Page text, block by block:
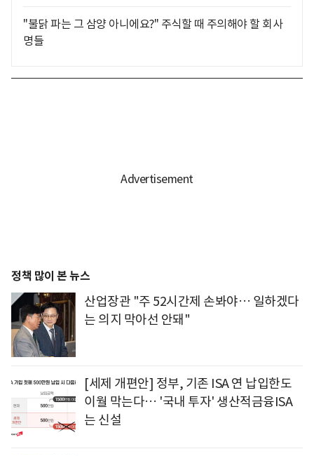
"불닭 파는 그 삼양 아니에요?" 주식할 때 주의해야 할 회사
명들
정책 많이 본 뉴스
산업장관 "주 52시간제 손봐야… 일하겠다
는 의지 막아선 안돼"
[세제 개편안] 정부, 기존 ISA 연 납입한도
이월 막는다… '국내 투자' 생산적금융ISA
는 신설